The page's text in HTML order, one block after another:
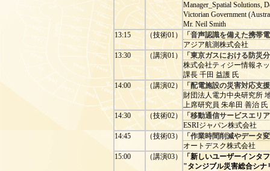
Manager_Spatial Solutions,
Victorian Government
Mr. Neil Smith
13:15
（技術01）「音声認識を備えた携帯
アジア航測株式会社
13:30
（講演01） 「東京ガスにおける防災
株式会社ティジー情報ネ
課長 千田 益護 氏
14:00
（講演02）
「配電施設の災害対応支
財団法人電力中央研究所
上席研究員 朱牟田 善治 氏
14:30
（技術02）「移動通信サービスエリ
ESRIジャパン株式会社
14:45
（技術03）
「作業時間削減やデータ
オートデスク株式会社
15:00
（講演03） 「新しいユーザーインタ
"タンジブル災害総合シ